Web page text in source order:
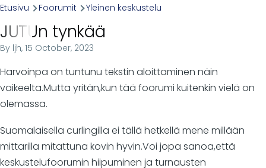
Breadcrumb
Etusivu Foorumit Yleinen keskustelu
JUTUn tynkää
By ljh, 15 October, 2023
Harvoinpa on tuntunu tekstin aloittaminen näin
vaikeelta.Mutta yritän,kun tää foorumi kuitenkin vielä on
olemassa.
Suomalaisella curlingilla ei tällä hetkellä mene millään
mittarilla mitattuna kovin hyvin.Voi jopa sanoa,että
keskustelufoorumin hiipuminen ja turnausten